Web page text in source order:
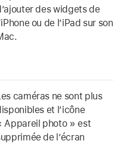
des widgets de
ou de lʼiPad sur son
caméras ne sont plus
et l’icône
Appareil photo » est
de l’écran